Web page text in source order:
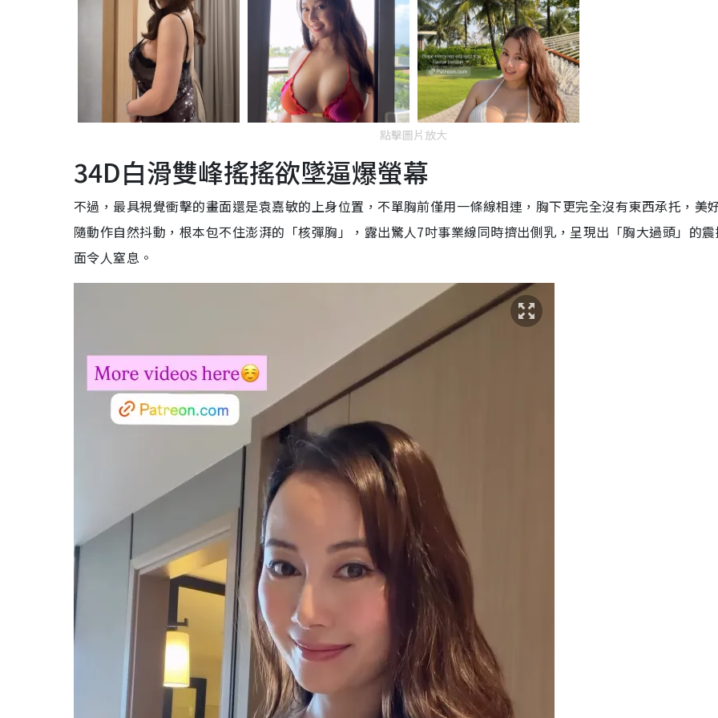
點擊圖片放大
34D白滑雙峰搖搖欲墜逼爆螢幕
不過，最具視覺衝擊的畫面還是袁嘉敏的上身位置，不單胸前僅用一條線相連，胸下更完全沒有東西承托，美
隨動作自然抖動，根本包不住澎湃的「核彈胸」，露出驚人7吋事業線同時擠出側乳，呈現出「胸大過頭」的
面令人窒息。